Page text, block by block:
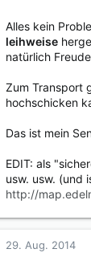
Alles kein
leihweise
natürlich
Zum Transport
hochschicken
Das ist mein
EDIT: als
usw. usw. (und
http://
29. Aug. 2014